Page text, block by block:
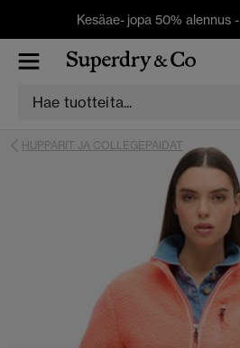
Kesäae- jopa 50% alennus -
HUPPARIT JA COLLEGEPAIDAT